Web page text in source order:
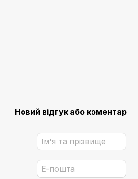
Новий відгук або коментар